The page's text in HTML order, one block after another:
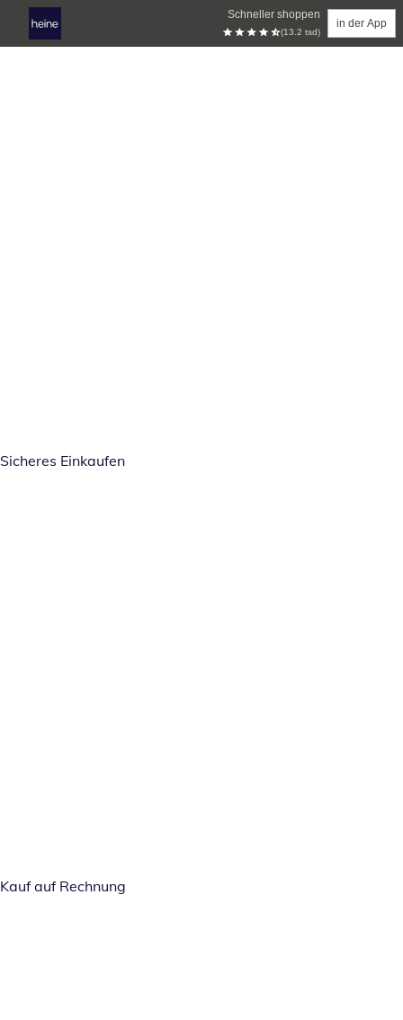
Schneller shoppen
(13.2 tsd)
in der App
Sicheres Einkaufen
Kauf auf Rechnung